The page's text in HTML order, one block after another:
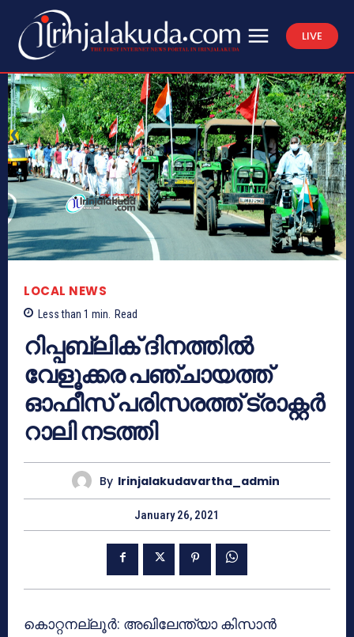
LIVE
LOCAL NEWS
Less than 1 min. Read
റിപ്പബ്ലിക് ദിനത്തിൽ
വേളൂക്കര പഞ്ചായത്ത്
ഓഫീസ് പരിസരത്ത് ട്രാക്റ്റർ
റാലി നടത്തി
By Irinjalakudavartha_admin
January 26, 2021
കൊറ്റനല്ലൂർ: അഖിലേന്ത്യാ കിസാൻ